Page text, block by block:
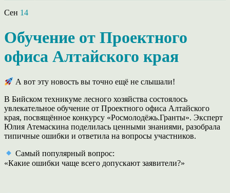
Сен 14
Обучение от Проектного
офиса Алтайского края
А вот эту новость вы точно ещё не слышали!
В Бийском техникуме лесного хозяйства состоялось
увлекательное обучение от Проектного офиса Алтайского
края, посвящённое конкурсу «Росмолодёжь.Гранты». Эксперт
Юлия Атемаскина поделилась ценными знаниями, разобрала
типичные ошибки и ответила на вопросы участников.
Самый популярный вопрос:
«Какие ошибки чаще всего допускают заявители?»